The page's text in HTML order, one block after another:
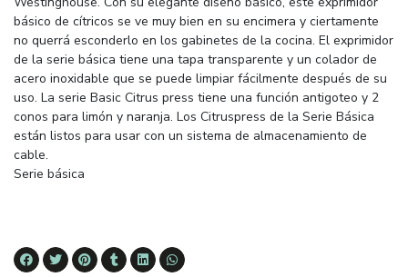
básico de cítricos se ve muy bien en su encimera y ciertamente
no querrá esconderlo en los gabinetes de la cocina. El exprimidor
de la serie básica tiene una tapa transparente y un colador de
acero inoxidable que se puede limpiar fácilmente después de su
uso. La serie Basic Citrus press tiene una función antigoteo y 2
conos para limón y naranja. Los Citruspress de la Serie Básica
están listos para usar con un sistema de almacenamiento de
cable.
Serie básica